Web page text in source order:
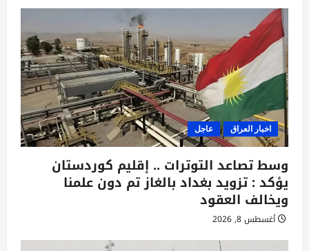
اخبار العراق عاجل
وسط تصاعد التوترات .. إقليم كوردستان
يؤكد : تزويد بغداد بالغاز تم دون علمنا
ويخالف العقود
أغسطس 8, 2026